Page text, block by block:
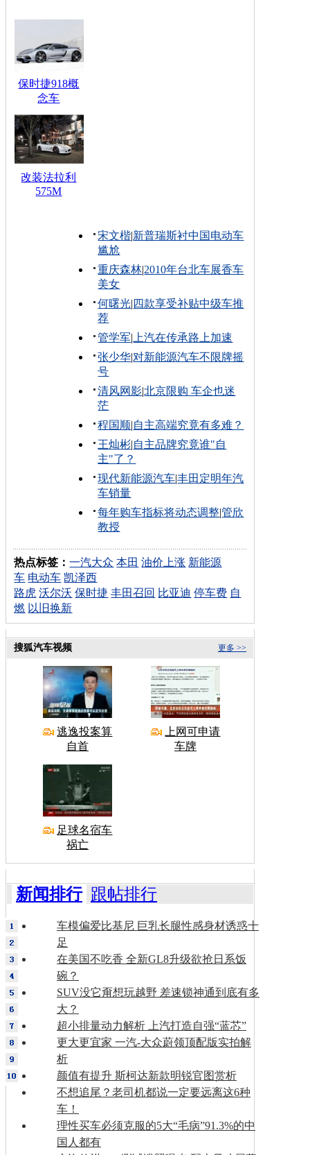
保时捷918概
念车
改装法拉利
575M
宋文楷|新普瑞斯衬中国电动车
尴尬
重庆森林|2010年台北车展香车
美女
何曙光| 四款享受补贴中级车推
荐
管学军| 上汽在传承路上加速
张少华|对新能源汽车不限牌摇
号
清风网影|北京限购 车企也迷
茫
程国顺|自主高端究竟有多难？
王灿彬|自主品牌究竟谁"自
主"了？
现代新能源汽车|丰田定明年汽
车销量
每年购车指标将动态调整|管欣
教授
热点标签：一汽大众 本田 油价上涨 新能源
车 电动车 凯泽西
路虎 沃尔沃 保时捷 丰田召回 比亚迪 停车费 自
燃 以旧换新
更多 >>
搜狐汽车视频
逃逸投案算
自首
上网可申请
车牌
足球名宿车
祸亡
新闻排行 跟帖排行
车模偏爱比基尼 巨乳长腿性感身材诱惑十
足
在美国不吃香 全新GL8升级欲抢日系饭
碗？
SUV没它甭想玩越野 差速锁神通到底有多
大？
超小排量动力解析 上汽打造自强“蓝芯”
更大更宜家 一汽-大众蔚领顶配版实拍解
析
颜值有提升 斯柯达新款明锐官图赏析
不想追尾？老司机都说一定要远离这6种
车！
理性买车必须克服的5大“毛病”91.3%的中
国人都有